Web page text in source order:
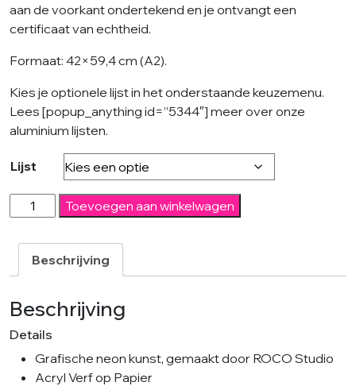
aan de voorkant ondertekend en je ontvangt een
certificaat van echtheid.
Formaat: 42×59,4 cm (A2).
Kies je optionele lijst in het onderstaande keuzemenu.
Lees [popup_anything id=”5344″] meer over onze
aluminium lijsten.
Lijst
Neon
Typography
#A
ROCO
Studio
aantal
Toevoegen aan winkelwagen
Beschrijving
Beschrijving
Details
Grafische neon kunst, gemaakt door ROCO Studio
Acryl Verf op Papier